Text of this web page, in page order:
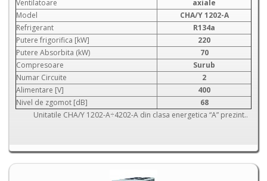
Ventilatoare
axiale
Model
CHA/Y 1202-A
Refrigerant
R134a
Putere frigorifica [kW]
220
Putere Absorbita (kW)
70
Compresoare
Surub
Numar Circuite
2
Alimentare [V]
400
Nivel de zgomot [dB]
68
Unitatile CHA/Y 1202-A÷4202-A din clasa energetica “A” prezint..